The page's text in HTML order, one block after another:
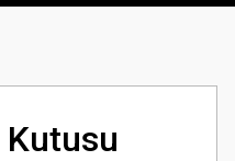
Kutusu